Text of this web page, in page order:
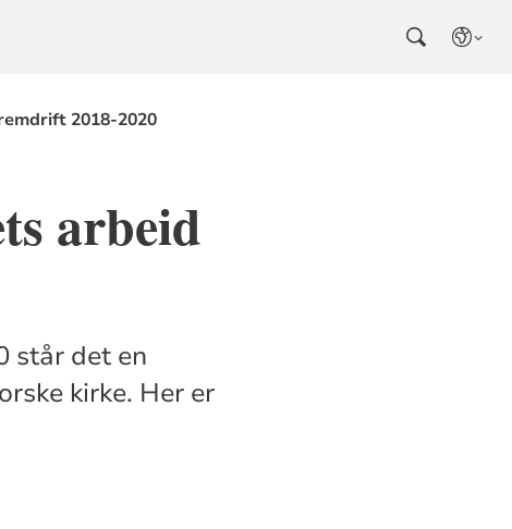
2018-2020
arbeid
står det en
kirke. Her er